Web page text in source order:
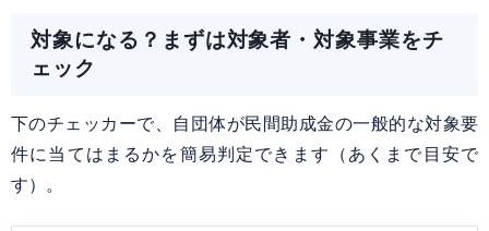
対象になる？まずは対象者・対象事業をチ
ェック
下のチェッカーで、自団体が民間助成金の一般的な対象要
件に当てはまるかを簡易判定できます（あくまで目安で
す）。